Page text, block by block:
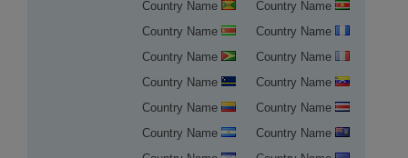
Country Name
Country Name
Country Name
Country Name
Country Name
Country Name
Country Name
Country Name
Country Name
Country Name
Country Name
Country Name